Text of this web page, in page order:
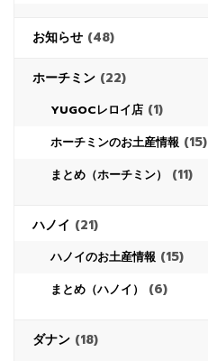
お知らせ (48)
ホーチミン (22)
YUGOCレロイ店 (1)
ホーチミンのお土産情報 (15)
まとめ（ホーチミン） (11)
ハノイ (21)
ハノイのお土産情報 (15)
まとめ（ハノイ） (6)
ダナン (18)